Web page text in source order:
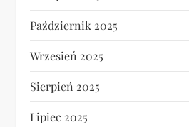
Październik 2025
Wrzesień 2025
Sierpień 2025
Lipiec 2025